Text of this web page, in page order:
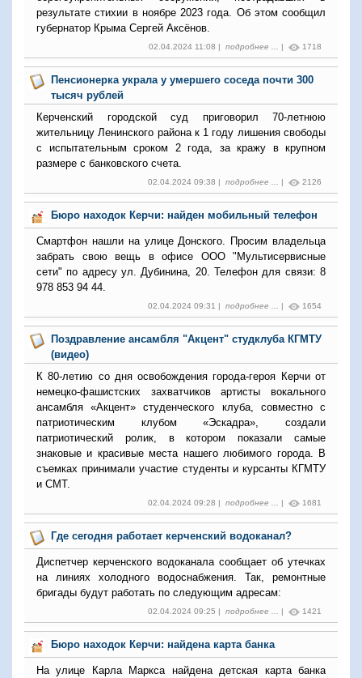
результате стихии в ноябре 2023 года. Об этом сообщил
губернатор Крыма Сергей Аксёнов.
02.04.2024 11:08 | подробнее ... | 1718
Пенсионерка украла у умершего соседа почти 300
тысяч рублей
Керченский городской суд приговорил 70-летнюю
жительницу Ленинского района к 1 году лишения свободы
с испытательным сроком 2 года, за кражу в крупном
размере с банковского счета.
02.04.2024 09:38 | подробнее ... | 2126
Бюро находок Керчи: найден мобильный телефон
Смартфон нашли на улице Донского. Просим владельца
забрать свою вещь в офисе ООО "Мультисервисные
сети" по адресу ул. Дубинина, 20. Телефон для связи: 8
978 853 94 44.
02.04.2024 09:31 | подробнее ... | 1654
Поздравление ансамбля "Акцент" студклуба КГМТУ
(видео)
К 80-летию со дня освобождения города-героя Керчи от
немецко-фашистских захватчиков артисты вокального
ансамбля «Акцент» студенческого клуба, совместно с
патриотическим клубом «Эскадра», создали
патриотический ролик, в котором показали самые
знаковые и красивые места нашего любимого города. В
съемках принимали участие студенты и курсанты КГМТУ
и СМТ.
02.04.2024 09:28 | подробнее ... | 1681
Где сегодня работает керченский водоканал?
Диспетчер керченского водоканала сообщает об утечках
на линиях холодного водоснабжения. Так, ремонтные
бригады будут работать по следующим адресам:
02.04.2024 09:25 | подробнее ... | 1421
Бюро находок Керчи: найдена карта банка
На улице Карла Маркса найдена детская карта банка